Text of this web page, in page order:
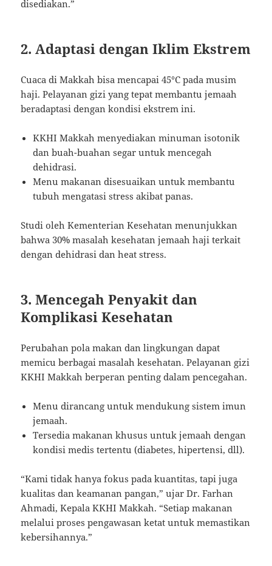
disediakan.”
2. Adaptasi dengan Iklim Ekstrem
Cuaca di Makkah bisa mencapai 45°C pada musim
haji. Pelayanan gizi yang tepat membantu jemaah
beradaptasi dengan kondisi ekstrem ini.
KKHI Makkah menyediakan minuman isotonik
dan buah-buahan segar untuk mencegah
dehidrasi.
Menu makanan disesuaikan untuk membantu
tubuh mengatasi stress akibat panas.
Studi oleh Kementerian Kesehatan menunjukkan
bahwa 30% masalah kesehatan jemaah haji terkait
dengan dehidrasi dan heat stress.
3. Mencegah Penyakit dan
Komplikasi Kesehatan
Perubahan pola makan dan lingkungan dapat
memicu berbagai masalah kesehatan. Pelayanan gizi
KKHI Makkah berperan penting dalam pencegahan.
Menu dirancang untuk mendukung sistem imun
jemaah.
Tersedia makanan khusus untuk jemaah dengan
kondisi medis tertentu (diabetes, hipertensi, dll).
“Kami tidak hanya fokus pada kuantitas, tapi juga
kualitas dan keamanan pangan,” ujar Dr. Farhan
Ahmadi, Kepala KKHI Makkah. “Setiap makanan
melalui proses pengawasan ketat untuk memastikan
kebersihannya.”